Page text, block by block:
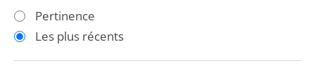
les
filtres
les
filtres
Pertinence
Les plus récents